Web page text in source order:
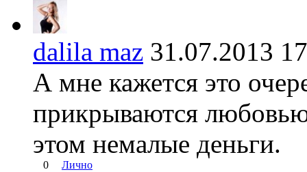
dalila maz 31.07.2013
А мне кажется это
прикрываются
этом немалые деньги.
0 Лично